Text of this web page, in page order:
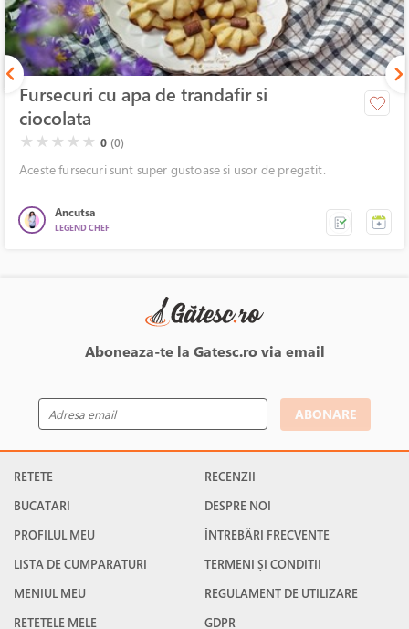
Fursecuri cu apa de trandafir si
ciocolata
( )
★ ( )
★ ( )
★ ( )
★ ( )
★ 0 (0)
Aceste fursecuri sunt super gustoase si usor de pregatit.
Ancutsa
LEGEND CHEF
Aboneaza-te la Gatesc.ro via email
ABONARE
RETETE
BUCATARI
PROFILUL MEU
LISTA DE CUMPARATURI
MENIUL MEU
RETETELE MELE
RECENZII
DESPRE NOI
ÎNTREBĂRI FRECVENTE
TERMENI ȘI CONDITII
REGULAMENT DE UTILIZARE
GDPR